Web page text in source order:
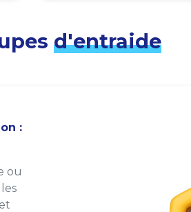
d'entraide
:
ou